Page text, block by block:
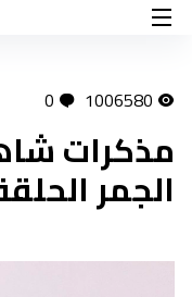
1006580
0
مذكرات
الجمر الحلقة